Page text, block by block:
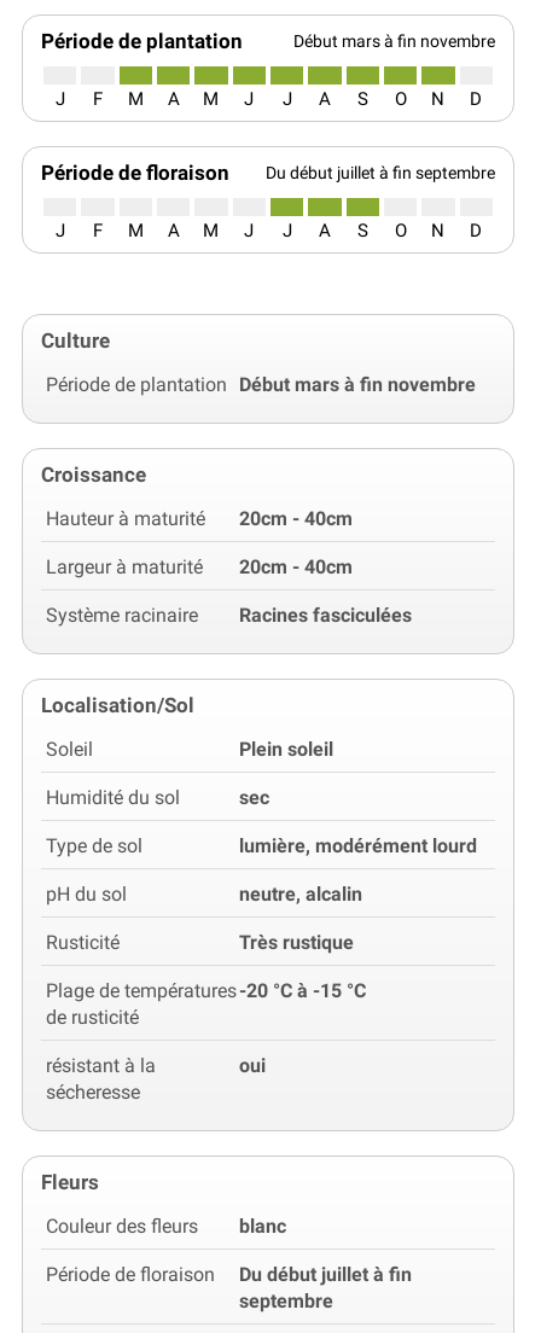
Période de plantation Début mars à fin novembre
J F M A M J J A S O N D
Période de floraison Du début juillet à fin septembre
J F M A M J J A S O N D
Culture
Période de plantation Début mars à fin novembre
Croissance
Hauteur à maturité 20cm - 40cm
Largeur à maturité 20cm - 40cm
Système racinaire Racines fasciculées
Localisation/Sol
Soleil Plein soleil
Humidité du sol sec
Type de sol lumière, modérément lourd
pH du sol neutre, alcalin
Rusticité Très rustique
Plage de températures
de rusticité
-20 °C à -15 °C
résistant à la
sécheresse
oui
Fleurs
Couleur des fleurs blanc
Période de floraison
Du début juillet à fin
septembre